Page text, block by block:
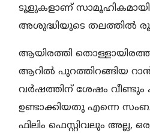
ടൂളുകളാണ്
അശുദ്ധിയുടെ തലത്തിൽ
ആയിരത്തി
ആറിൽ പുറത്തിറങ്ങിയ
വർഷത്തിന് ശേഷം
ഉണ്ടാക്കിയതു എന്നെ
ഫിലിം ഫെസ്റ്റിവലും അല്ല,